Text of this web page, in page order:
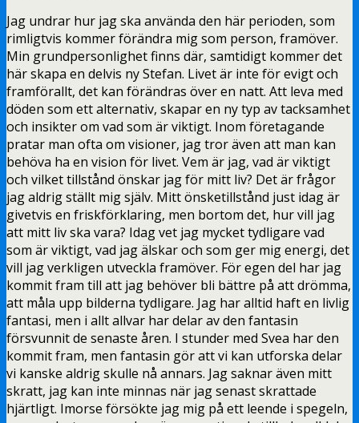
Jag undrar hur jag ska använda den här perioden, som
rimligtvis kommer förändra mig som person, framöver.
Min grundpersonlighet finns där, samtidigt kommer det
här skapa en delvis ny Stefan. Livet är inte för evigt och
framförallt, det kan förändras över en natt. Att leva med
döden som ett alternativ, skapar en ny typ av tacksamhet
och insikter om vad som är viktigt. Inom företagande
pratar man ofta om visioner, jag tror även att man kan
behöva ha en vision för livet. Vem är jag, vad är viktigt
och vilket tillstånd önskar jag för mitt liv? Det är frågor
jag aldrig ställt mig själv. Mitt önsketillstånd just idag är
givetvis en friskförklaring, men bortom det, hur vill jag
att mitt liv ska vara? Idag vet jag mycket tydligare vad
som är viktigt, vad jag älskar och som ger mig energi, det
vill jag verkligen utveckla framöver. För egen del har jag
kommit fram till att jag behöver bli bättre på att drömma,
att måla upp bilderna tydligare. Jag har alltid haft en livlig
fantasi, men i allt allvar har delar av den fantasin
försvunnit de senaste åren. I stunder med Svea har den
kommit fram, men fantasin gör att vi kan utforska delar
vi kanske aldrig skulle nå annars. Jag saknar även mitt
skratt, jag kan inte minnas när jag senast skrattade
hjärtligt. Imorse försökte jag mig på ett leende i spegeln,